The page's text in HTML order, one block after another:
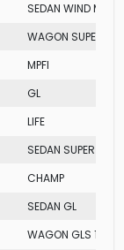
SEDAN WIND MPFI
WAGON SUPER
MPFI
GL
LIFE
SEDAN SUPER
CHAMP
SEDAN GL
WAGON GLS 16V